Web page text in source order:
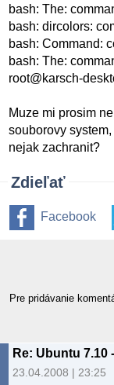
bash: The:
bash: dircolors:
bash: Command:
bash: The:
root@karsch-
Muze mi prosim
souborovy
nejak zachranit?
Zdieľať
Facebook
Pre pridávanie
23.04.2008 | 23:25